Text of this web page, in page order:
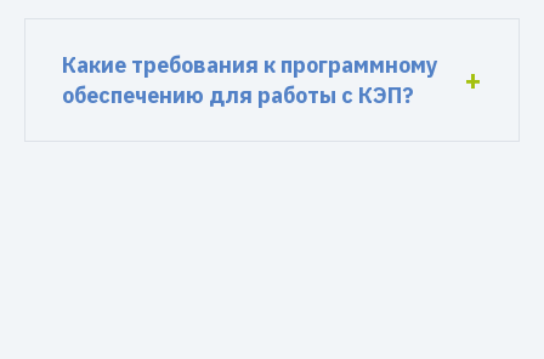
Какие требования к программному
обеспечению для работы с КЭП?